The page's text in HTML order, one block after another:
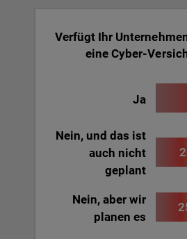
Verfügt Ihr
eine Cyber-
Ja
Nein, und das ist
auch nicht
geplant
Nein, aber wir
planen es